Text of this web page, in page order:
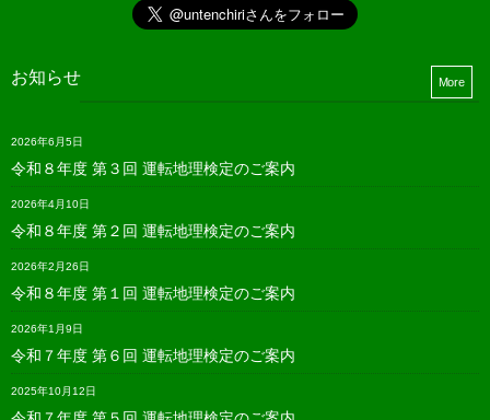
お知らせ
2026年6月5日
令和８年度 第３回 運転地理検定のご案内
2026年4月10日
令和８年度 第２回 運転地理検定のご案内
2026年2月26日
令和８年度 第１回 運転地理検定のご案内
2026年1月9日
令和７年度 第６回 運転地理検定のご案内
2025年10月12日
More